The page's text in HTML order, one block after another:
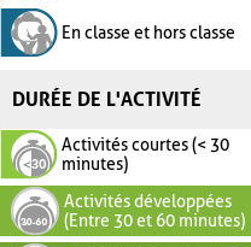
En classe et hors classe
DURÉE DE L'ACTIVITÉ
Activités courtes (< 30
minutes)
Activités développées
(Entre 30 et 60 minutes)